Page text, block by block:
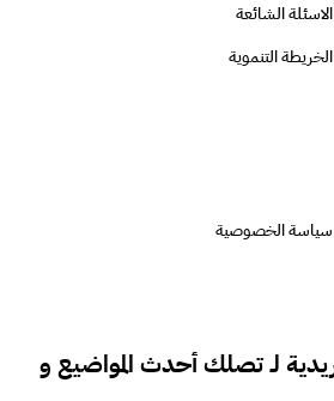
الاسئلة الشائعة
الخريطة التنموية
سياسة الخصوصية
لـ تصلك أحدث المواضيع و